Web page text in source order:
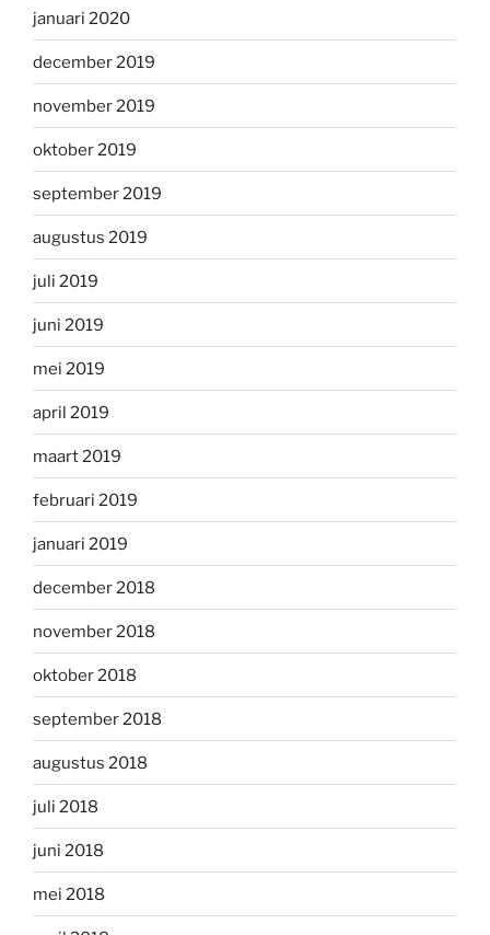
januari 2020
december 2019
november 2019
oktober 2019
september 2019
augustus 2019
juli 2019
juni 2019
mei 2019
april 2019
maart 2019
februari 2019
januari 2019
december 2018
november 2018
oktober 2018
september 2018
augustus 2018
juli 2018
juni 2018
mei 2018